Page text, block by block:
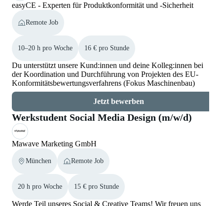
easyCE - Experten für Produktkonformität und -Sicherheit
Remote Job
10–20 h pro Woche 16 € pro Stunde
Du unterstützt unsere Kund:innen und deine Kolleg:innen bei
der Koordination und Durchführung von Projekten des EU-
Konformitätsbewertungsverfahrens (Fokus Maschinenbau)
Jetzt bewerben
Werkstudent Social Media Design (m/w/d)
Mawave Marketing GmbH
München Remote Job
20 h pro Woche 15 € pro Stunde
Werde Teil unseres Social & Creative Teams! Wir freuen uns